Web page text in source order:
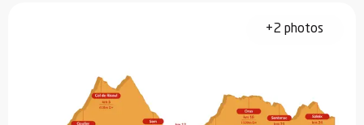
+2 photos